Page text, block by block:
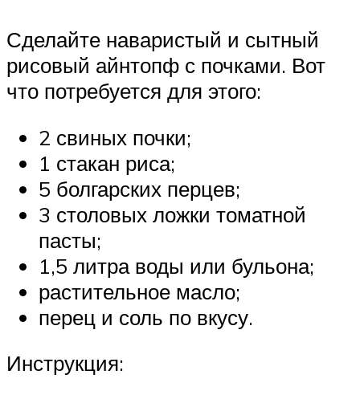
Сделайте наваристый и сытный
рисовый айнтопф с почками. Вот
что потребуется для этого:
2 свиных почки;
1 стакан риса;
5 болгарских перцев;
3 столовых ложки томатной
пасты;
1,5 литра воды или бульона;
растительное масло;
перец и соль по вкусу.
Инструкция: